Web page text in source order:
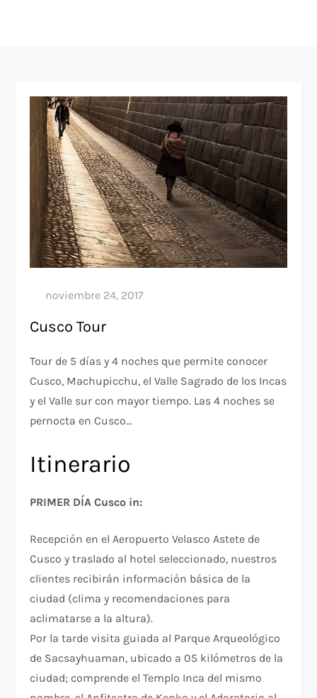
Cusco Tour
Tour de 5 días y 4 noches que permite conocer
Cusco, Machupicchu, el Valle Sagrado de los Incas
y el Valle sur con mayor tiempo. Las 4 noches se
pernocta en Cusco…
Itinerario
PRIMER DÍA Cusco in:
Recepción en el Aeropuerto Velasco Astete de
Cusco y traslado al hotel seleccionado, nuestros
clientes recibirán información básica de la
ciudad (clima y recomendaciones para
aclimatarse a la altura).
Por la tarde visita guiada al Parque Arqueológico
de Sacsayhuaman, ubicado a 05 kilómetros de la
ciudad; comprende el Templo Inca del mismo